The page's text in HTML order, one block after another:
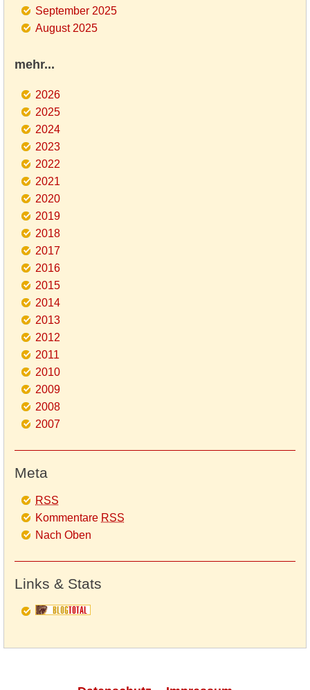
September 2025
August 2025
mehr...
2026
2025
2024
2023
2022
2021
2020
2019
2018
2017
2016
2015
2014
2013
2012
2011
2010
2009
2008
2007
Meta
RSS
Kommentare RSS
Nach Oben
Links & Stats